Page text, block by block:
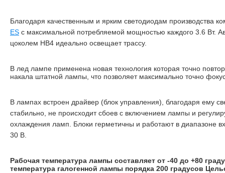
Благодаря качественным и ярким светодиодам производства
ES с максимальной потребляемой мощностью каждого 3.6 Вт.
цоколем HB4 идеально освещает трассу.
В лед лампе применена новая технология которая точно
накала штатной лампы, что позволяет максимально точно
В лампах встроен драйвер (блок управления), благодаря ему
стабильно, не происходит сбоев с включением лампы и
охлаждения ламп. Блоки герметичны и работают в диапазоне
30 В.
Рабочая температура лампы составляет от -40 до +80
температура галогенной лампы порядка 200 градусов